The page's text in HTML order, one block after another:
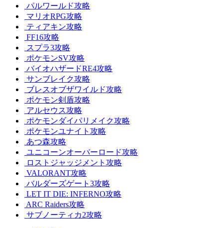
パルワールド攻略
マリオRPG攻略
ティアキン攻略
FF16攻略
スプラ3攻略
ポケモンSV攻略
バイオハザードRE4攻略
サンブレイク攻略
ブレスオブザワイルド攻略
ポケモン剣盾攻略
アルセウス攻略
ポケモンダイパリメイク攻略
ポケモンユナイト攻略
あつ森攻略
ユニコーンオーバーロード攻略
ロストジャッジメント攻略
VALORANT攻略
バルダーズゲート3攻略
LET IT DIE: INFERNO攻略
ARC Raiders攻略
サブノーティカ2攻略